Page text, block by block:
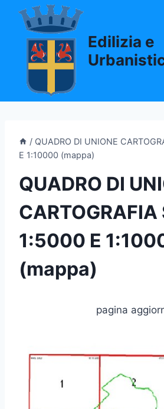
Salta
contenuto
Edilizia e
/ QUADRO DI UNIONE
E 1:10000 (mappa)
QUADRO DI
1:5000 E
(mappa)
pagina